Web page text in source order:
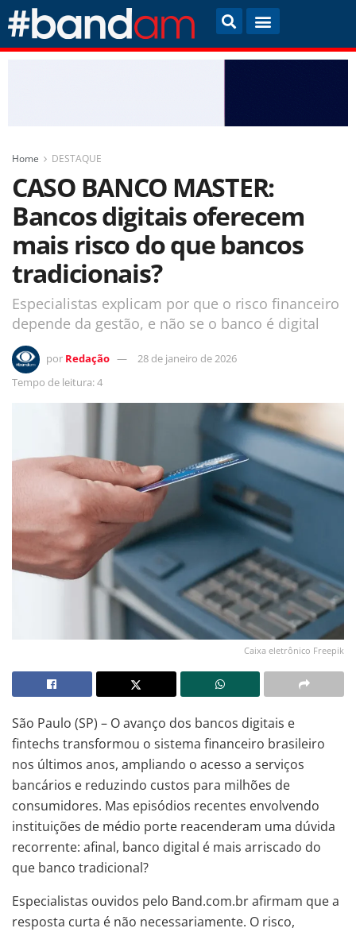
Home DESTAQUE
CASO BANCO MASTER:
Bancos digitais oferecem
mais risco do que bancos
tradicionais?
Especialistas explicam por que o risco financeiro
depende da gestão, e não se o banco é digital
por Redação
28 de janeiro de 2026
Tempo de leitura: 4
Caixa eletrônico Freepik
São Paulo (SP) – O avanço dos bancos digitais e
fintechs transformou o sistema financeiro brasileiro
nos últimos anos, ampliando o acesso a serviços
bancários e reduzindo custos para milhões de
consumidores. Mas episódios recentes envolvendo
instituições de médio porte reacenderam uma dúvida
recorrente: afinal, banco digital é mais arriscado do
que banco tradicional?
Especialistas ouvidos pelo Band.com.br afirmam que a
resposta curta é não necessariamente. O risco,